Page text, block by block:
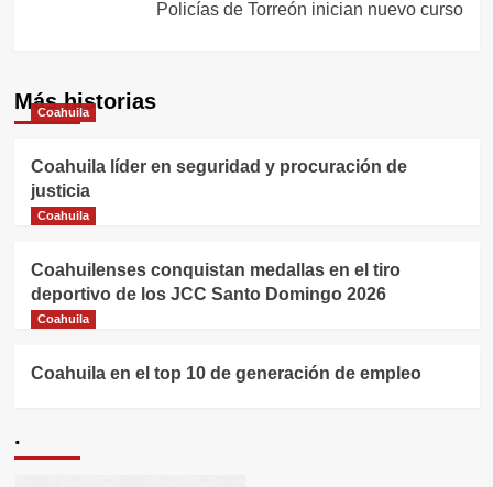
Policías de Torreón inician nuevo curso
Más historias
Coahuila
Coahuila líder en seguridad y procuración de
justicia
Coahuila
Coahuilenses conquistan medallas en el tiro
deportivo de los JCC Santo Domingo 2026
Coahuila
Coahuila en el top 10 de generación de empleo
.